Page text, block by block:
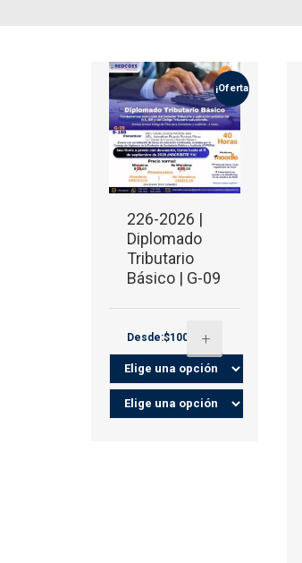
¡Oferta!
226-2026 |
Diplomado
Tributario
Básico | G-09
Desde:$100.00+